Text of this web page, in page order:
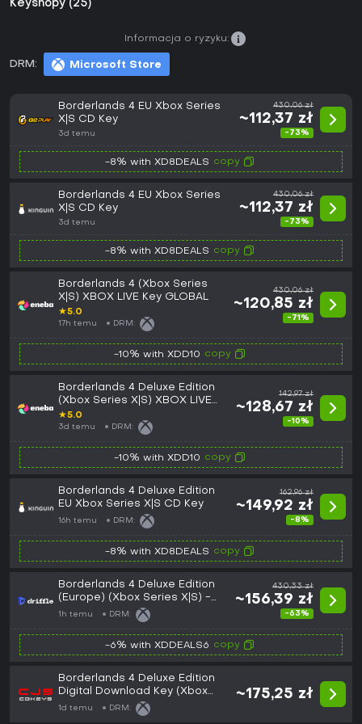
Keyshopy (25)
DRM: Microsoft Store
Informacja o ryzyku:
Borderlands 4 EU Xbox Series
X|S CD Key
3d temu
430,06 zł
~112,37 zł
-73%
-8% with XD8DEALS copy
Borderlands 4 EU Xbox Series
X|S CD Key
3d temu
430,06 zł
~112,37 zł
-73%
-8% with XD8DEALS copy
Borderlands 4 (Xbox Series
X|S) XBOX LIVE Key GLOBAL
★5.0
17h temu DRM:
430,06 zł
~120,85 zł
-71%
-10% with XDD10 copy
Borderlands 4 Deluxe Edition
(Xbox Series X|S) XBOX LIVE
Key EUROPE
★5.0
3d temu DRM:
142,97 zł
~128,67 zł
-10%
-10% with XDD10 copy
Borderlands 4 Deluxe Edition
EU Xbox Series X|S CD Key
16h temu DRM:
162,96 zł
~149,92 zł
-8%
-8% with XD8DEALS copy
Borderlands 4 Deluxe Edition
(Europe) (Xbox Series X|S) -
Xbox Live - Digital Key
1h temu DRM:
430,33 zł
~156,39 zł
-63%
-6% with XDDEALS6 copy
Borderlands 4 Deluxe Edition
Digital Download Key (Xbox
Series X|S): Europe (Europe)
1d temu DRM:
~175,25 zł